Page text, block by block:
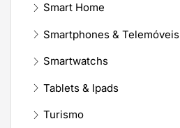
Smart Home
Smartphones & Telemóveis
Smartwatchs
Tablets & Ipads
Turismo